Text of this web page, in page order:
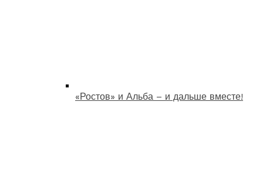
«Ростов» и Альба – и дальше вместе!